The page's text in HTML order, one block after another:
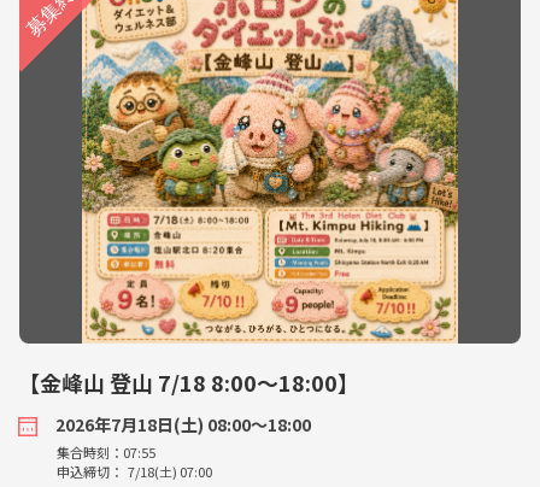
【金峰山 登山 7/18 8:00〜18:00】
2026年7月18日(土) 08:00〜18:00
集合時刻：07:55
申込締切： 7/18(土) 07:00